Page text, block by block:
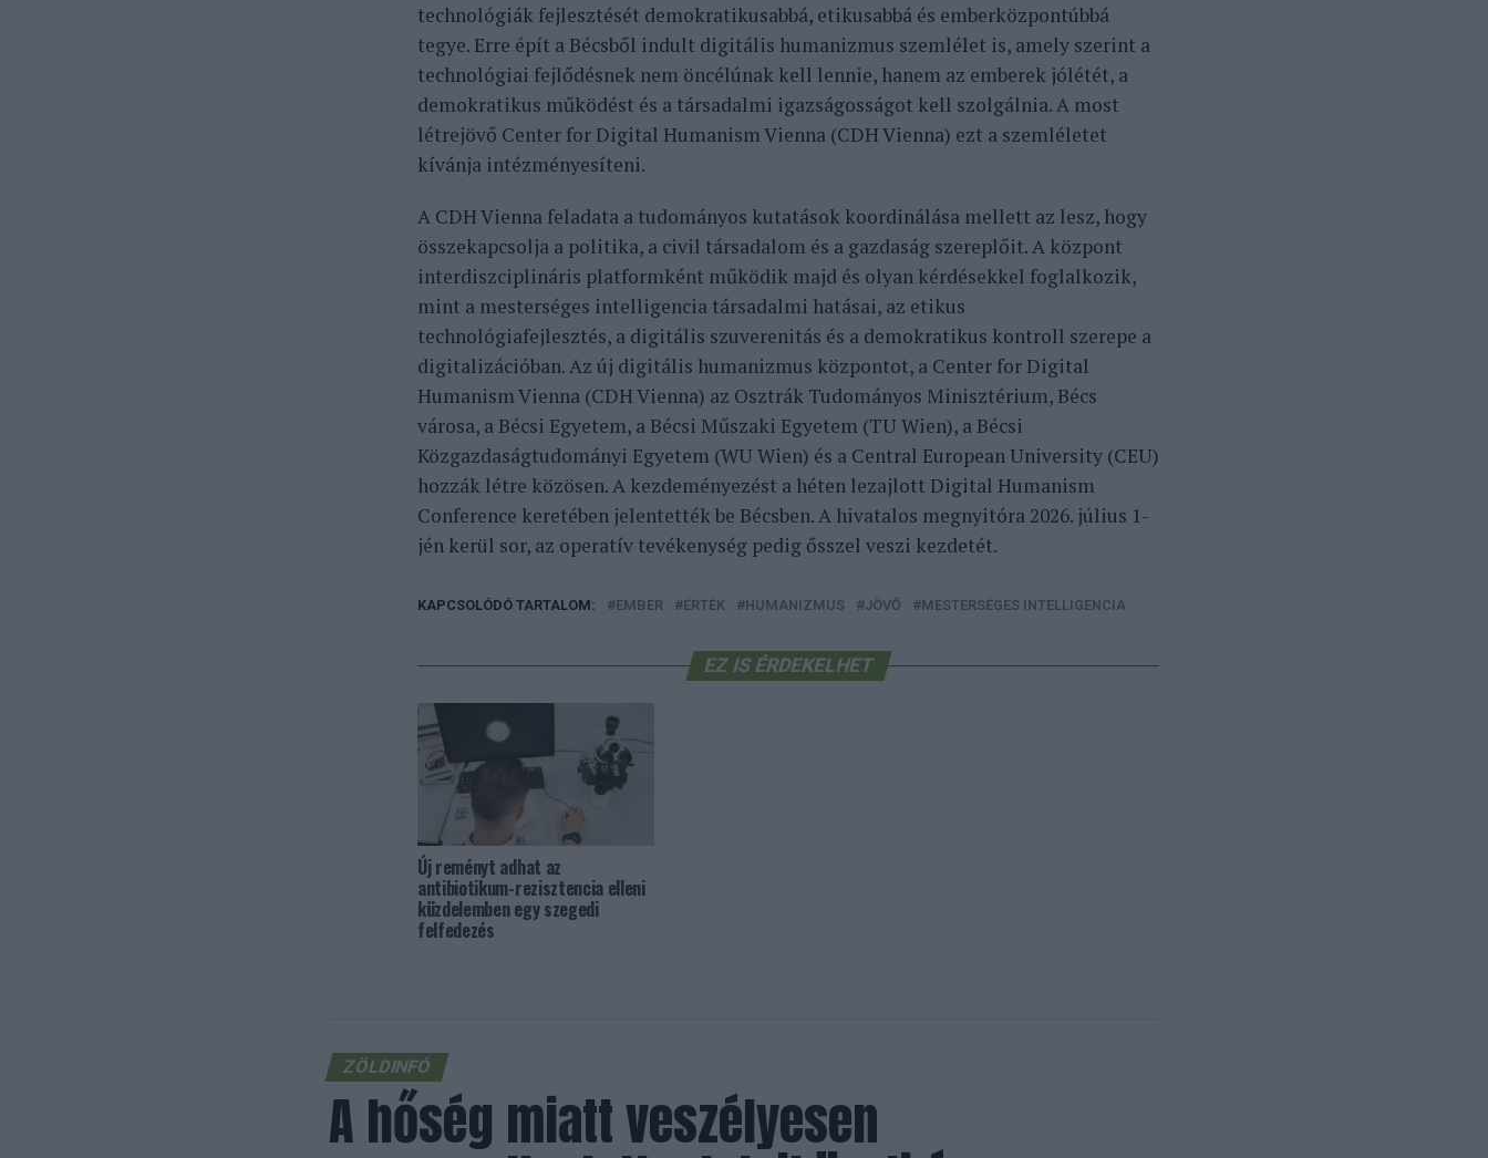
technológiák fejlesztését demokratikusabbá, etikusabbá és emberközpontúbbá
tegye. Erre épít a Bécsből indult digitális humanizmus szemlélet is, amely szerint a
technológiai fejlődésnek nem öncélúnak kell lennie, hanem az emberek jólétét, a
demokratikus működést és a társadalmi igazságosságot kell szolgálnia. A most
létrejövő Center for Digital Humanism Vienna (CDH Vienna) ezt a szemléletet
kívánja intézményesíteni.
A CDH Vienna feladata a tudományos kutatások koordinálása mellett az lesz, hogy
összekapcsolja a politika, a civil társadalom és a gazdaság szereplőit. A központ
interdiszciplináris platformként működik majd és olyan kérdésekkel foglalkozik,
mint a mesterséges intelligencia társadalmi hatásai, az etikus
technológiafejlesztés, a digitális szuverenitás és a demokratikus kontroll szerepe a
digitalizációban. Az új digitális humanizmus központot, a Center for Digital
Humanism Vienna (CDH Vienna) az Osztrák Tudományos Minisztérium, Bécs
városa, a Bécsi Egyetem, a Bécsi Műszaki Egyetem (TU Wien), a Bécsi
Közgazdaságtudományi Egyetem (WU Wien) és a Central European University (CEU)
hozzák létre közösen. A kezdeményezést a héten lezajlott Digital Humanism
Conference keretében jelentették be Bécsben. A hivatalos megnyitóra 2026. július 1-
jén kerül sor, az operatív tevékenység pedig ősszel veszi kezdetét.
KAPCSOLÓDÓ TARTALOM: EMBER ÉRTÉK HUMANIZMUS JÖVŐ MESTERSÉGES INTELLIGENCIA
EZ IS ÉRDEKELHET
Új reményt adhat az
antibiotikum-rezisztencia elleni
küzdelemben egy szegedi
felfedezés
ZÖLDINFÓ
A hőség miatt veszélyesen